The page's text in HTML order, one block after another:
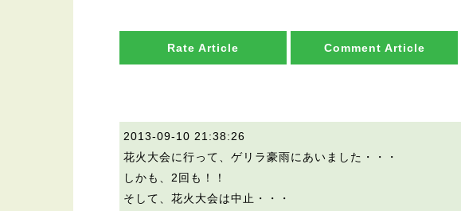
Rate Article Comment Article
2013-09-10 21:38:26
花火大会に行って、ゲリラ豪雨にあいました・・・
しかも、2回も！！
そして、花火大会は中止・・・